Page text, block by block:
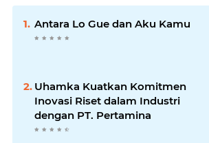
Antara Lo Gue dan Aku Kamu
Uhamka Kuatkan Komitmen
Inovasi Riset dalam Industri
dengan PT. Pertamina